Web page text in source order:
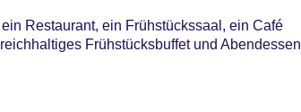
Restaurant, ein Frühstückssaal, ein Café
Frühstücksbuffet und Abendessen